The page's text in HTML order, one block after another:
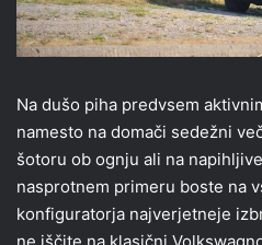
Na dušo piha predvsem
namesto na domači sedežni
šotoru ob ognju ali na
nasprotnem primeru boste na
konfiguratorja najverjetneje